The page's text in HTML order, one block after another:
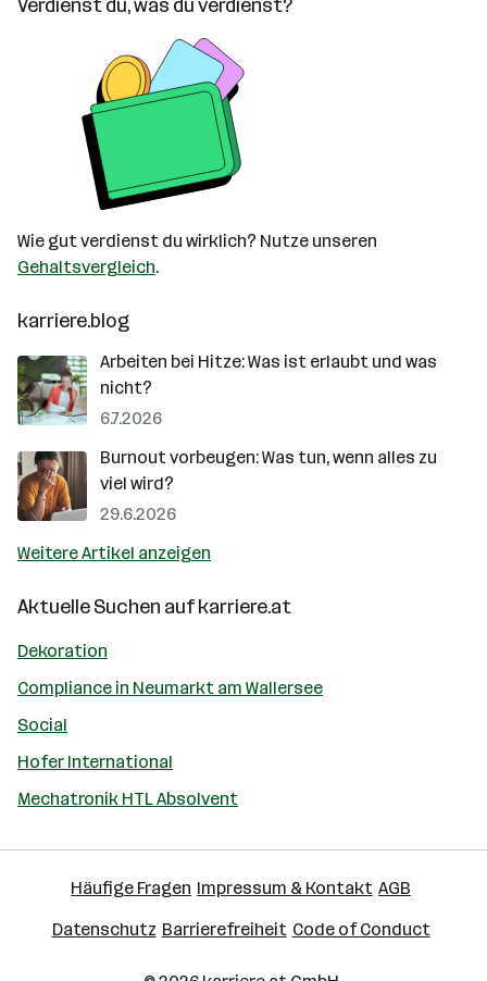
Verdienst du, was du verdienst?
Wie gut verdienst du wirklich? Nutze unseren
Gehaltsvergleich.
karriere.blog
Arbeiten bei Hitze: Was ist erlaubt und was
nicht?
6.7.2026
Burnout vorbeugen: Was tun, wenn alles zu
viel wird?
29.6.2026
Weitere Artikel anzeigen
Aktuelle Suchen aufkarriere.at
Dekoration
Compliance in Neumarkt am Wallersee
Social
Hofer International
Mechatronik HTL Absolvent
Häufige Fragen Impressum & Kontakt AGB
Datenschutz Barrierefreiheit Code of Conduct